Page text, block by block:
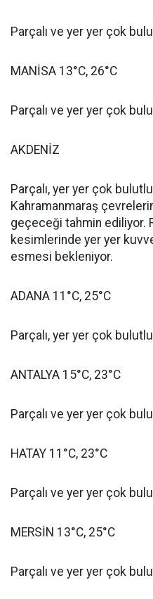
Parçalı ve yer yer çok
MANİSA 13°C, 26°C
Parçalı ve yer yer çok
AKDENİZ
Parçalı, yer yer çok
Kahramanmaraş
geçeceği tahmin ediliyor.
kesimlerinde yer yer
esmesi bekleniyor.
ADANA 11°C, 25°C
Parçalı, yer yer çok bulutlu
ANTALYA 15°C, 23°C
Parçalı ve yer yer çok
HATAY 11°C, 23°C
Parçalı ve yer yer çok
MERSİN 13°C, 25°C
Parçalı ve yer yer çok